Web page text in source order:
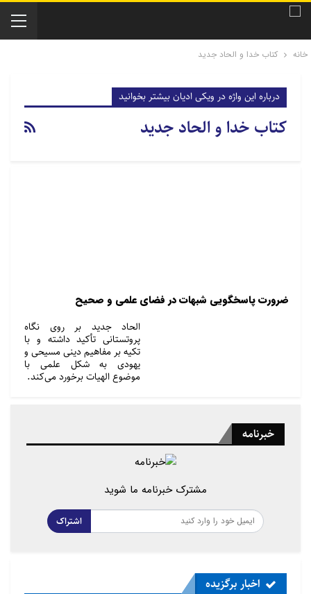
خانه کتاب خدا و الحاد جدید
درباره این واژه در ویکی ادیان بیشتر بخوانید
کتاب خدا و الحاد جدید
ضرورت پاسخگویی شبهات در فضای علمی و صحیح
الحاد جدید بر روی نگاه
پروتستانی تأکید داشته و با
تکیه بر مفاهیم دینی مسیحی و
یهودی به شکل علمی با
موضوع الهیات برخورد می‌کند.
خبرنامه
مشترک خبرنامه ما شوید
اشتراک
اخبار برگزیده